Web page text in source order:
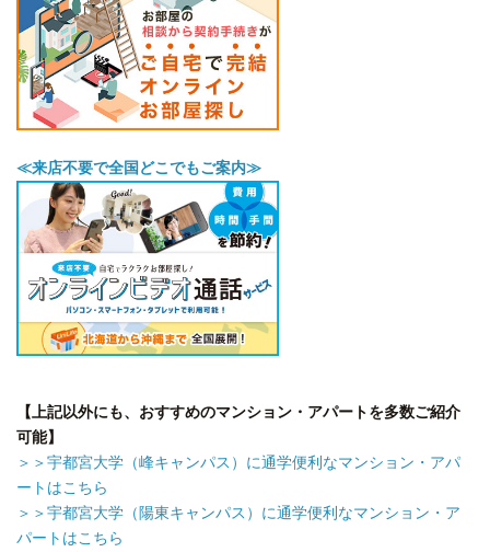
≪来店不要で全国どこでもご案内≫
【上記以外にも、おすすめのマンション・アパートを多数ご紹介
可能】
＞＞宇都宮大学（峰キャンパス）に通学便利なマンション・アパ
ートはこちら
＞＞宇都宮大学（陽東キャンパス）に通学便利なマンション・ア
パートはこちら